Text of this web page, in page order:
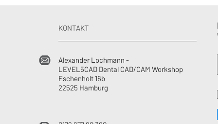
KONTAKT
Alexander Lochmann -
LEVEL5CAD Dental CAD/CAM Workshop
Eschenholt 16b
22525 Hamburg